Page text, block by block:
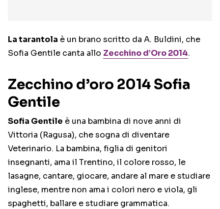
La tarantola è un brano scritto da A. Buldini, che
Sofia Gentile canta allo Zecchino d’Oro 2014.
Zecchino d’oro 2014 Sofia
Gentile
Sofia Gentile è una bambina di nove anni di
Vittoria (Ragusa), che sogna di diventare
Veterinario. La bambina, figlia di genitori
insegnanti, ama il Trentino, il colore rosso, le
lasagne, cantare, giocare, andare al mare e studiare
inglese, mentre non ama i colori nero e viola, gli
spaghetti, ballare e studiare grammatica.